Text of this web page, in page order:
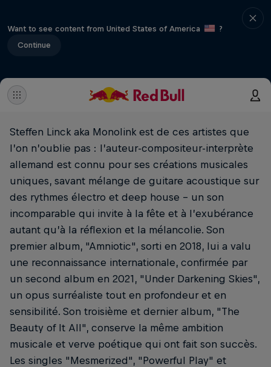
Want to see content from United States of America
?
Continue
Steffen Linck aka Monolink est de ces artistes que
l’on n’oublie pas : l’auteur-compositeur-interprète
allemand est connu pour ses créations musicales
uniques, savant mélange de guitare acoustique sur
des rythmes électro et deep house – un son
incomparable qui invite à la fête et à l’exubérance
autant qu’à la réflexion et la mélancolie. Son
premier album, "Amniotic", sorti en 2018, lui a valu
une reconnaissance internationale, confirmée par
un second album en 2021, "Under Darkening Skies",
un opus surréaliste tout en profondeur et en
sensibilité. Son troisième et dernier album, "The
Beauty of It All", conserve la même ambition
musicale et verve poétique qui ont fait son succès.
Les singles "Mesmerized", "Powerful Play" et